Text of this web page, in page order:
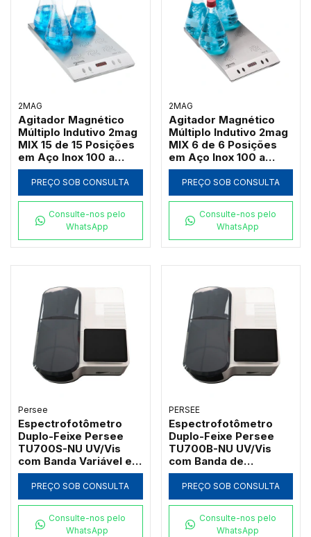
2MAG
Agitador Magnético
Múltiplo Indutivo 2mag
MIX 15 de 15 Posições
em Aço Inox 100 a
2000 RPM (Até
3000ml por Ponto)
PREÇO SOB CONSULTA
Consulte-nos pelo
WhatsApp
2MAG
Agitador Magnético
Múltiplo Indutivo 2mag
MIX 6 de 6 Posições
em Aço Inox 100 a
2000 RPM (Até
3000ml por Ponto)
PREÇO SOB CONSULTA
Consulte-nos pelo
WhatsApp
Persee
Espectrofotômetro
Duplo-Feixe Persee
TU700S-NU UV/Vis
com Banda Variável e
Software UVWin (190 a
1100nm)
PREÇO SOB CONSULTA
Consulte-nos pelo
WhatsApp
PERSEE
Espectrofotômetro
Duplo-Feixe Persee
TU700B-NU UV/Vis
com Banda de
Passagem 2nm e
Software UVWin (190 a
1100nm)
PREÇO SOB CONSULTA
Consulte-nos pelo
WhatsApp